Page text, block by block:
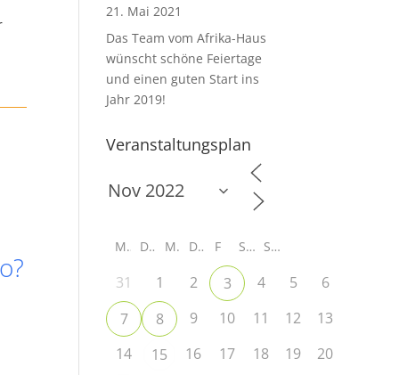
21. Mai 2021
Das Team vom Afrika-Haus
wünscht schöne Feiertage
und einen guten Start ins
Jahr 2019!
Veranstaltungsplan
M D M D F S S
31 1 2 3 4 5
6
7
8 9 10 11 12
13
14
15 16 17 18 19
20